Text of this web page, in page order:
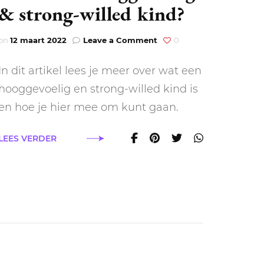
strong-willed kind?
12 maart 2022 Leave a Comment on
een
hooggevoelig
strong-
kind?
0
In dit artikel lees je meer over wat een
hooggevoelig en strong-willed kind is
hoe je hier mee om kunt gaan.
VERDER